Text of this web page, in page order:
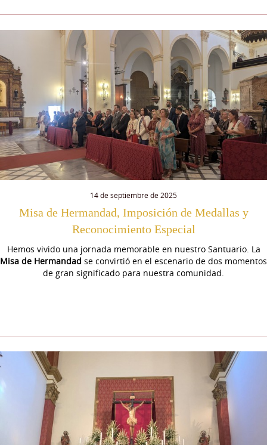
14 de septiembre de 2025
Misa de Hermandad, Imposición de Medallas y
Reconocimiento Especial
Hemos vivido una jornada memorable en nuestro Santuario. La
Misa de Hermandad se convirtió en el escenario de dos momentos
de gran significado para nuestra comunidad.